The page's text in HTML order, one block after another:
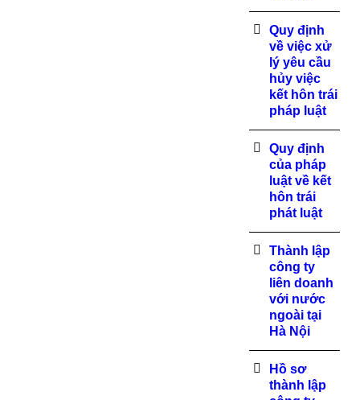
Quy định
về việc xử
lý yêu cầu
hủy việc
kết hôn trái
pháp luật
Quy định
của pháp
luật về kết
hôn trái
phát luật
Thành lập
công ty
liên doanh
với nước
ngoài tại
Hà Nội
Hồ sơ
thành lập